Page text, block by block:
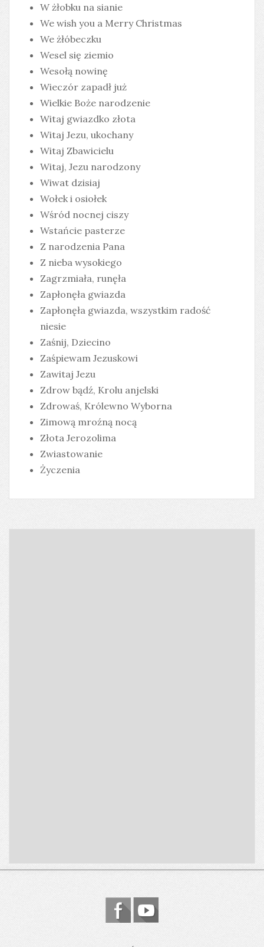
W żłobku na sianie
We wish you a Merry Christmas
We żłóbeczku
Wesel się ziemio
Wesołą nowinę
Wieczór zapadł już
Wielkie Boże narodzenie
Witaj gwiazdko złota
Witaj Jezu, ukochany
Witaj Zbawicielu
Witaj, Jezu narodzony
Wiwat dzisiaj
Wołek i osiołek
Wśród nocnej ciszy
Wstańcie pasterze
Z narodzenia Pana
Z nieba wysokiego
Zagrzmiała, runęła
Zapłonęła gwiazda
Zapłonęła gwiazda, wszystkim radość
niesie
Zaśnij, Dziecino
Zaśpiewam Jezuskowi
Zawitaj Jezu
Zdrow bądź, Krolu anjelski
Zdrowaś, Królewno Wyborna
Zimową mroźną nocą
Złota Jerozolima
Zwiastowanie
Życzenia